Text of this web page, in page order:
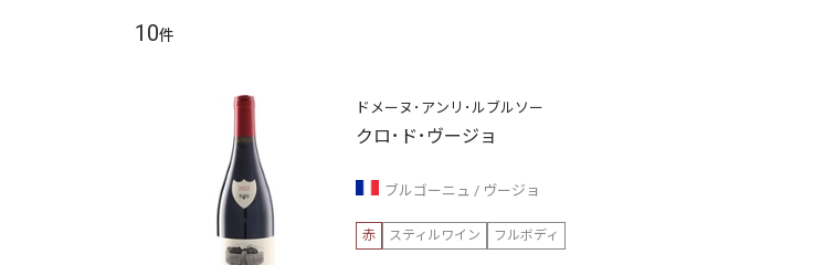
10件
ドメーヌ･アンリ･ルブルソー
クロ･ド･ヴージョ
ブルゴーニュ ヴージョ
赤 スティルワイン フルボディ